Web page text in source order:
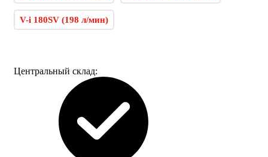
V-i 180SV (198 л/мин)
Центральный склад: